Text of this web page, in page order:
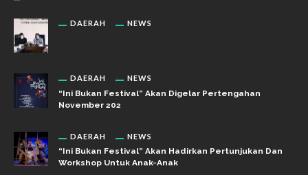
DAERAH NEWS
DAERAH NEWS
“Ini Bukan Festival” Akan Digelar Pertengahan
November 202
DAERAH NEWS
“Ini Bukan Festival” Akan Hadirkan Pertunjukan Dan
Workshop Untuk Anak-Anak